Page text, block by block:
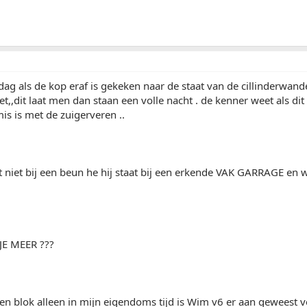
als de kop eraf is gekeken naar de staat van de
laat men dan staan een volle nacht . de kenner weet als
is met de zuigerveren ..
bij een beun he hij staat bij een erkende VAK GARRAGE en
MEER ???
blok alleen in mijn eigendoms tijd is Wim v6 er aan geweest